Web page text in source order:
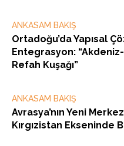
ANKASAM BAKIŞ
Ortadoğu’da Yapısal
Entegrasyon:
Refah Kuşağı”
ANKASAM BAKIŞ
Avrasya’nın Yeni
Kırgızistan